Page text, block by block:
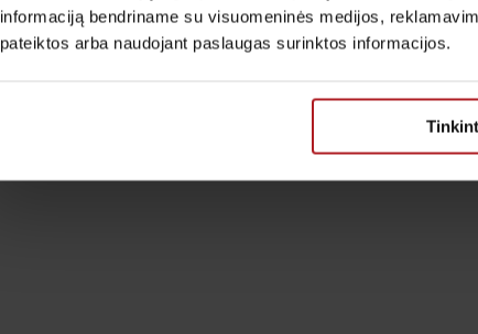
informaciją bendriname su visuomeninės medijos,
pateiktos arba naudojant paslaugas surinktos informacijos.